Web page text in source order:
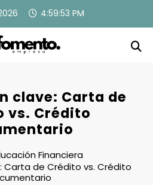
4:59:54 PM
clave: Carta de
vs. Crédito
Financiera
Carta de Crédito vs. Crédito